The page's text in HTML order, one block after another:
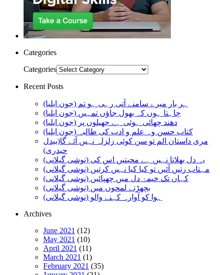
Categories
Categories
Recent Posts
ہر بار میرے سامنے آتی رہی ہو تم (جون ایلیا)
چاہتا ہوں کہ بھول جاؤں تمہیں (جون ایلیا)
دھند چھائی ہوئی ہے جھیلوں پر (جون ایلیا)
کتاب حسن وہ علم و ادب کی طالبہ (جون ایلیا)
مری داستان الم تو سن کوئی زلزلہ نہیں آئے گا(بیدل
حیدری)
یہ دل بھلاتا نہیں ہے محبتیں اس کی (نوشی گیلانی)
مہتاب رتیں آئیں تو کیا کیا نہیں کرتیں (نوشی گیلانی)
کہاں تک خیمۂ دل میں چھپائیں (نوشی گیلانی)
بچھڑتے لمحوں میں (نوشی گیلانی)
ہوا کو آوارہ کہنے والو (نوشی گیلانی)
Archives
June 2021 (12)
May 2021 (10)
April 2021 (11)
March 2021 (1)
February 2021 (35)